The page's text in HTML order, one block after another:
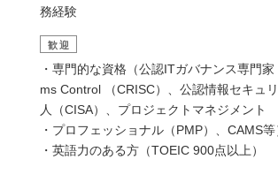
務経験
歓迎
・専門的な資格（公認ITガバナンス専門
ms Control （CRISC）、公認情報セキュ
人（CISA）、プロジェクトマネジメント
・プロフェッショナル（PMP）、CAMS
・英語力のある方（TOEIC 900点以上）